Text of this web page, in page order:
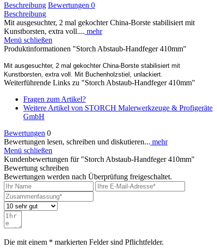
Beschreibung Bewertungen 0
Beschreibung
Mit ausgesuchter, 2 mal gekochter China-Borste stabilisiert mit
Kunstborsten, extra voll.... mehr
Menü schließen
Produktinformationen "Storch Abstaub-Handfeger 410mm"
Mit ausgesuchter, 2 mal gekochter China-Borste stabilisiert mit
Kunstborsten, extra voll. Mit Buchenholzstiel, unlackiert.
Weiterführende Links zu "Storch Abstaub-Handfeger 410mm"
Fragen zum Artikel?
Weitere Artikel von STORCH Malerwerkzeuge & Profigeräte
GmbH
Bewertungen 0
Bewertungen lesen, schreiben und diskutieren... mehr
Menü schließen
Kundenbewertungen für "Storch Abstaub-Handfeger 410mm"
Bewertung schreiben
Bewertungen werden nach Überprüfung freigeschaltet.
Die mit einem * markierten Felder sind Pflichtfelder.